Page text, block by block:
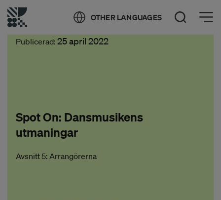
OTHER LANGUAGES Öppna sök
Öppna meny
Publicerad: 25 april 2022
Spot On: Dansmusikens
utmaningar
Avsnitt 5: Arrangörerna